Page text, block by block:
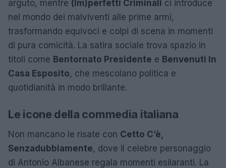
arguto, mentre (Im)perfetti Criminali ci introduce
nel mondo dei malviventi alle prime armi,
trasformando equivoci e colpi di scena in momenti
di pura comicità. La satira sociale trova spazio in
titoli come Bentornato Presidente e Benvenuti In
Casa Esposito, che mescolano politica e
quotidianità in modo brillante.
Le icone della commedia italiana
Non mancano le risate con Cetto C’è,
Senzadubbiamente, dove il celebre personaggio
di Antonio Albanese regala momenti esilaranti. La